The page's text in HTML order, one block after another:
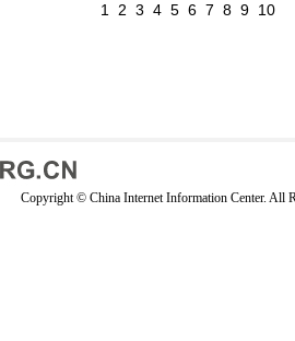
1 2 3 4 5 6 7 8 9 10